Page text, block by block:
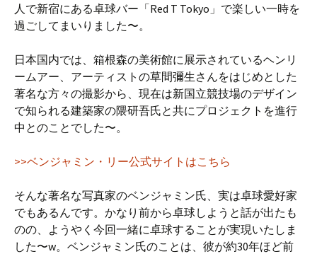
人で新宿にある卓球バー「Red T Tokyo」で楽しい一時を
過ごしてまいりました〜。
日本国内では、箱根森の美術館に展示されているヘンリ
ームアー、アーティストの草間彌生さんをはじめとした
著名な方々の撮影から、現在は新国立競技場のデザイン
で知られる建築家の隈研吾氏と共にプロジェクトを進行
中とのことでした〜。
>>ベンジャミン・リー公式サイトはこちら
そんな著名な写真家のベンジャミン氏、実は卓球愛好家
でもあるんです。かなり前から卓球しようと話が出たも
のの、ようやく今回一緒に卓球することが実現いたしま
した〜w。ベンジャミン氏のことは、彼が約30年ほど前